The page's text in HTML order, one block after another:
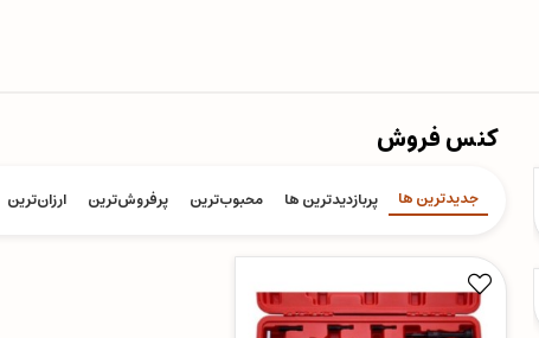
کنس فروش
جدیدترین ها پربازدیدترین ها محبوب‌‌ترین پرفروش‌ترین ارزان‌ترین